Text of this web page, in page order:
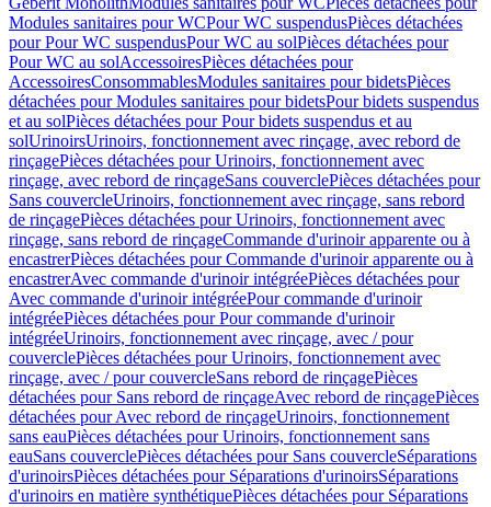
Modules sanitaires pour WCPour WC suspendusPièces détachées
pour Pour WC suspendusPour WC au solPièces détachées pour
Pour WC au solAccessoiresPièces détachées pour
AccessoiresConsommablesModules sanitaires pour bidetsPièces
détachées pour Modules sanitaires pour bidetsPour bidets suspendus
et au solPièces détachées pour Pour bidets suspendus et au
solUrinoirsUrinoirs, fonctionnement avec rinçage, avec rebord de
rinçagePièces détachées pour Urinoirs, fonctionnement avec
rinçage, avec rebord de rinçageSans couverclePièces détachées pour
Sans couvercleUrinoirs, fonctionnement avec rinçage, sans rebord
de rinçagePièces détachées pour Urinoirs, fonctionnement avec
rinçage, sans rebord de rinçageCommande d'urinoir apparente ou à
encastrerPièces détachées pour Commande d'urinoir apparente ou à
encastrerAvec commande d'urinoir intégréePièces détachées pour
Avec commande d'urinoir intégréePour commande d'urinoir
intégréePièces détachées pour Pour commande d'urinoir
intégréeUrinoirs, fonctionnement avec rinçage, avec / pour
couverclePièces détachées pour Urinoirs, fonctionnement avec
rinçage, avec / pour couvercleSans rebord de rinçagePièces
détachées pour Sans rebord de rinçageAvec rebord de rinçagePièces
détachées pour Avec rebord de rinçageUrinoirs, fonctionnement
sans eauPièces détachées pour Urinoirs, fonctionnement sans
eauSans couverclePièces détachées pour Sans couvercleSéparations
d'urinoirsPièces détachées pour Séparations d'urinoirsSéparations
d'urinoirs en matière synthétiquePièces détachées pour Séparations